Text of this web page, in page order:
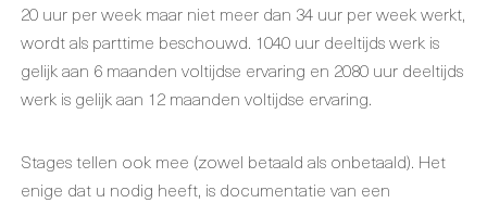
20 uur per week maar niet meer dan 34 uur per week werkt,
wordt als parttime beschouwd. 1040 uur deeltijds werk is
gelijk aan 6 maanden voltijdse ervaring en 2080 uur deeltijds
werk is gelijk aan 12 maanden voltijdse ervaring.
Stages tellen ook mee (zowel betaald als onbetaald). Het
enige dat u nodig heeft, is documentatie van een